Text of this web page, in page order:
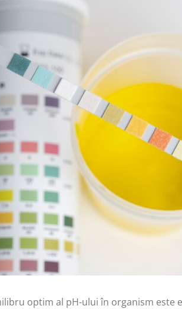
optim al pH-ului în organism este